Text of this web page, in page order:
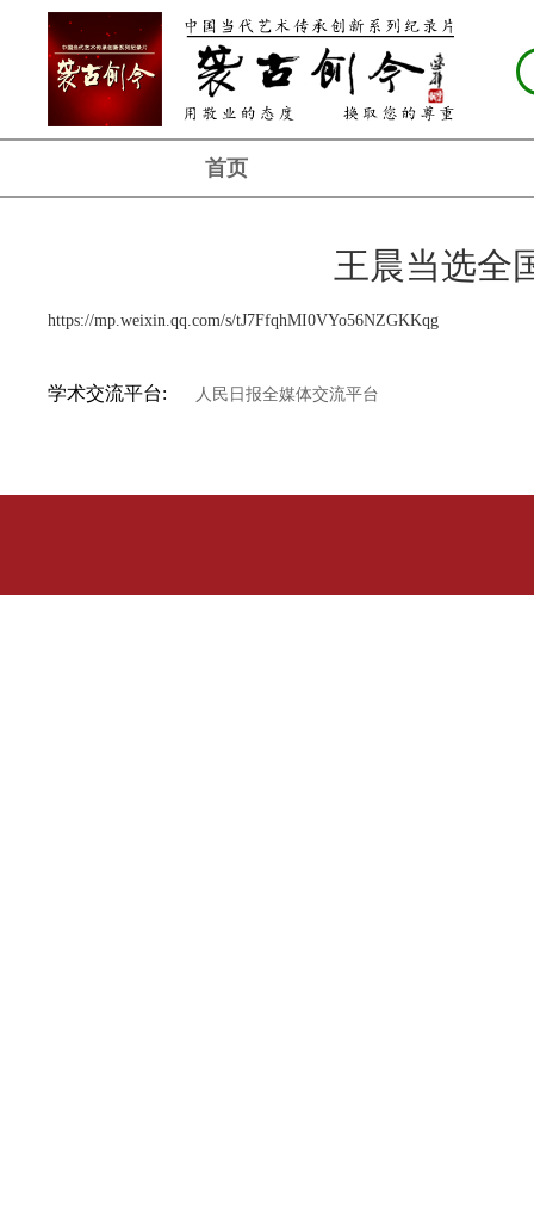
首页
王晨当选全
https://mp.weixin.qq.com/s/tJ7FfqhMI0VYo56NZGKKqg
学术交流平台: 人民日报全媒体交流平台